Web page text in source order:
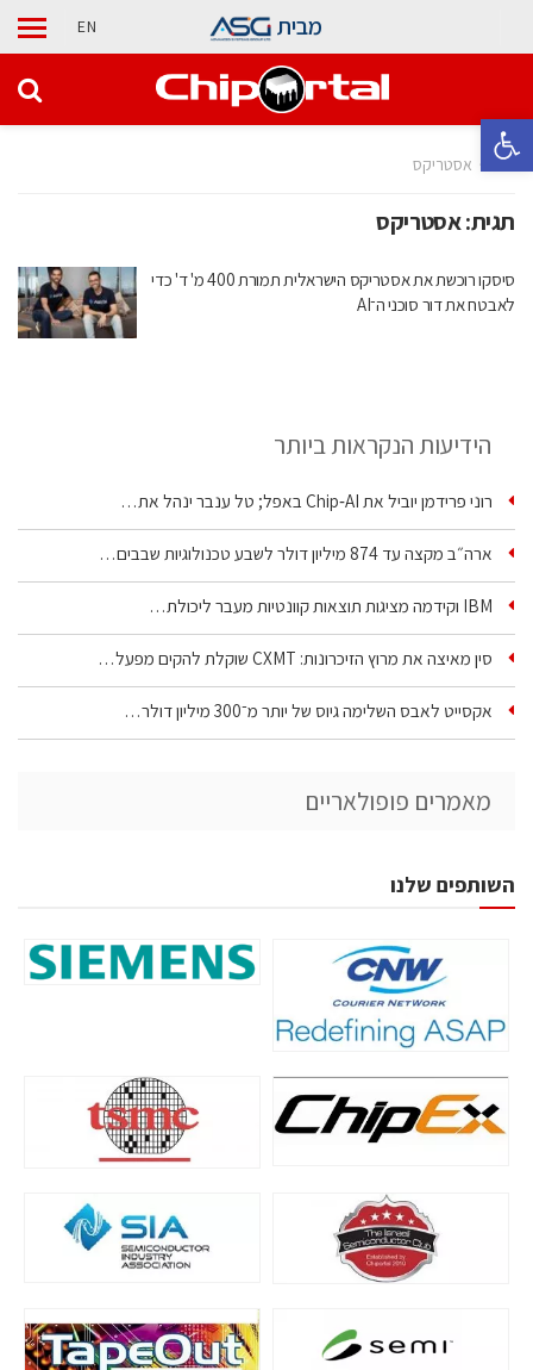
פתח סרגל נגישות
מבית EN
בית אסטריקס
תגית:אסטריקס
סיסקו רוכשת את אסטריקס הישראלית תמורת 400 מ' ד' כדי
לאבטח את דור סוכני ה־AI
הידיעות הנקראות ביותר
רוני פרידמן יוביל את Chip‑AI באפל; טל ענבר ינהל את…
ארה״ב מקצה עד 874 מיליון דולר לשבע טכנולוגיות שבבים…
IBM וקידמה מציגות תוצאות קוונטיות מעבר ליכולת…
סין מאיצה את מרוץ הזיכרונות: CXMT שוקלת להקים מפעל…
אקסייט לאבס השלימה גיוס של יותר מ־300 מיליון דולר…
מאמרים פופולאריים
השותפים שלנו